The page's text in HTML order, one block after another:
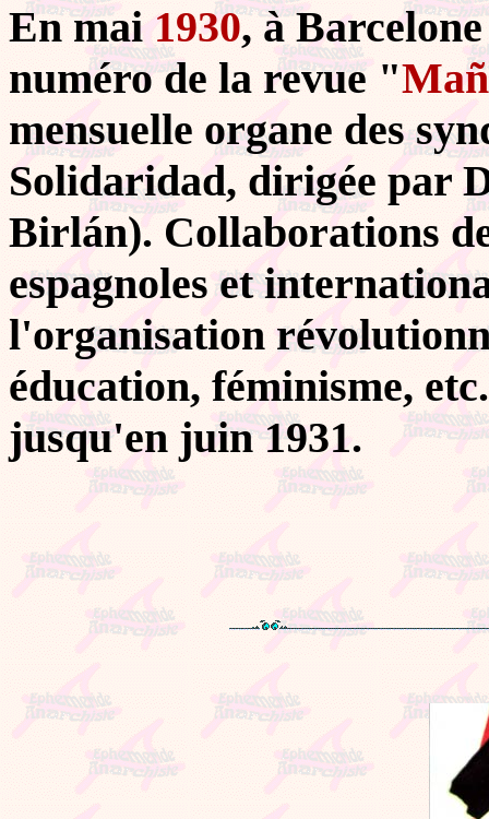
En mai 1930, à
numéro de la revue "
mensuelle organe des
Solidaridad, dirigée par
Birlán). Collaborations
espagnoles et
l'organisation
éducation, féminisme,
jusqu'en juin 1931.